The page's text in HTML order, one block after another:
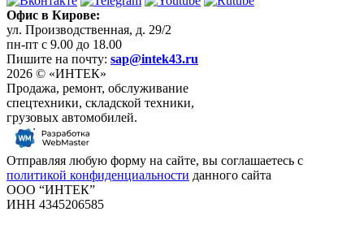
Офис в Кирове:
ул. Производственная, д. 29/2
пн-пт с 9.00 до 18.00
Пишите на почту: sap@intek43.ru
2026 © «ИНТЕК»
Продажа, ремонт, обслуживание
спецтехники, складской техники,
грузовых автомобилей.
Отправляя любую форму на сайте, вы соглашаетесь с
политикой конфиденциальности данного сайта
ООО “ИНТЕК”
ИНН 4345206585